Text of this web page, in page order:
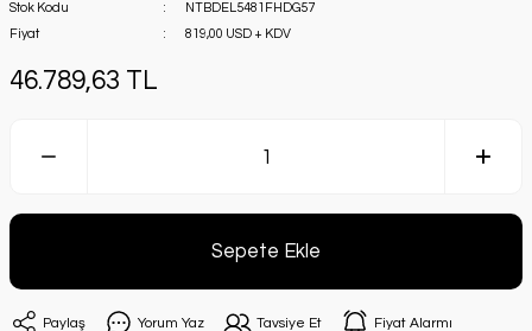
Stok Kodu
NTBDEL5481FHDG57
Fiyat
819,00 USD + KDV
46.789,63 TL
Sepete Ekle
Paylaş Yorum Yaz Tavsiye Et Fiyat Alarmı